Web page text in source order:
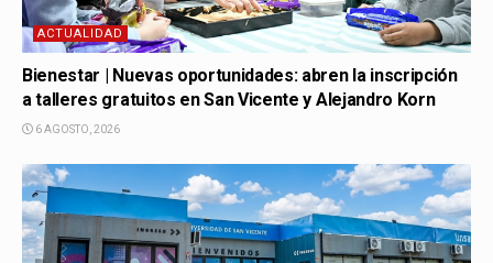
ACTUALIDAD
Bienestar | Nuevas oportunidades: abren la inscripción
a talleres gratuitos en San Vicente y Alejandro Korn
6 AGOSTO, 2026